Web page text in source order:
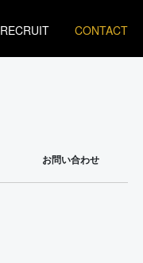
RECRUIT CONTACT
お問い合わせ